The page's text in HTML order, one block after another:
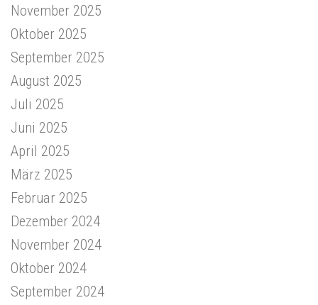
November 2025
Oktober 2025
September 2025
August 2025
Juli 2025
Juni 2025
April 2025
März 2025
Februar 2025
Dezember 2024
November 2024
Oktober 2024
September 2024